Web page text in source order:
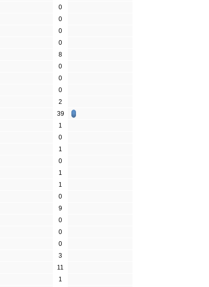
0
0
0
0
8
0
0
0
2
39
1
0
1
0
1
1
0
9
0
0
0
3
11
1